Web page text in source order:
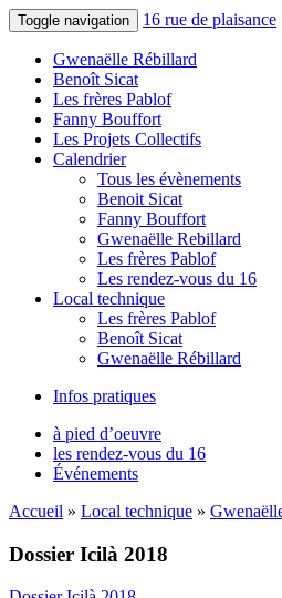
Toggle navigation 16 rue de plaisance
Gwenaëlle Rébillard
Benoît Sicat
Les frères Pablof
Fanny Bouffort
Les Projets Collectifs
Calendrier
Tous les évènements
Benoit Sicat
Fanny Bouffort
Gwenaëlle Rebillard
Les frères Pablof
Les rendez-vous du 16
Local technique
Les frères Pablof
Benoît Sicat
Gwenaëlle Rébillard
Infos pratiques
à pied d’oeuvre
les rendez-vous du 16
Événements
Accueil » Local technique »
Dossier Icilà 2018